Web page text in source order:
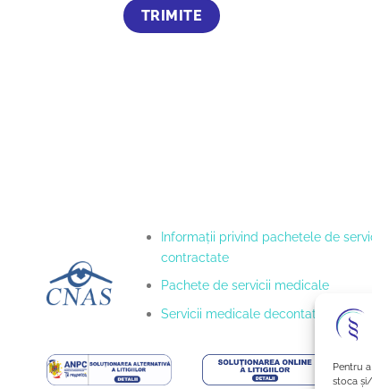
Pentru
stoca
Informaţii privind pachetele de
contractate
Pachete de servicii medicale
Servicii medicale decontate